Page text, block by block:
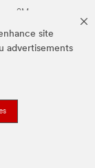
site
advertisements
3M.we